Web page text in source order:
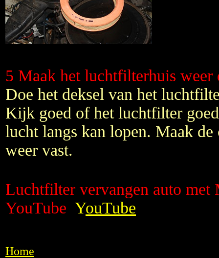
5 Maak het luchtfilterhuis weer
Doe het deksel van het
Kijk goed of het luchtfilter
lucht langs kan lopen. Maak
weer vast.
Luchtfilter vervangen auto met
YouTube YouTube
Home